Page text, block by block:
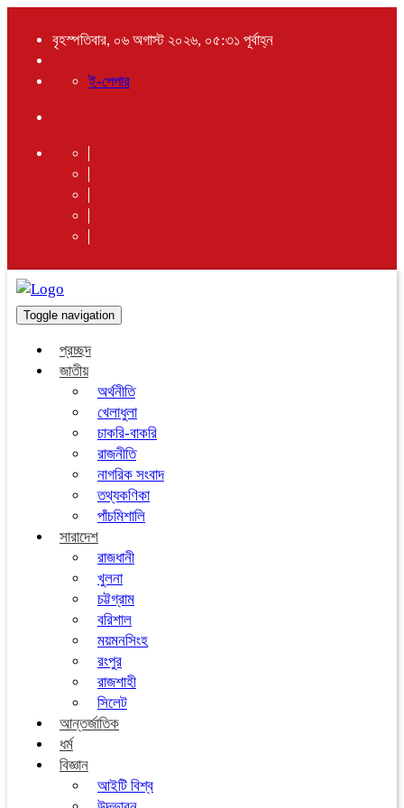
বৃহস্পতিবার, ০৬ অগাস্ট ২০২৬, ০৫:৩১ পূর্বাহ্ন
ই-পেপার
Toggle navigation
প্রচ্ছদ
জাতীয়
অর্থনীতি
খেলাধুলা
চাকরি-বাকরি
রাজনীতি
নাগরিক সংবাদ
তথ্যকণিকা
পাঁচমিশালি
সারাদেশ
রাজধানী
খুলনা
চট্টগ্রাম
বরিশাল
ময়মনসিংহ
রংপুর
রাজশাহী
সিলেট
আন্তর্জাতিক
ধর্ম
বিজ্ঞান
আইটি বিশ্ব